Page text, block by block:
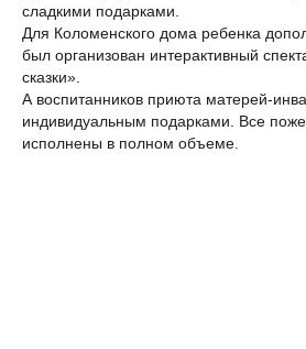
сладкими подарками.
Для Коломенского дома ребенка
был организован интерактивный
сказки».
А воспитанников приюта матерей-
индивидуальным подарками. Все
исполнены в полном объеме.